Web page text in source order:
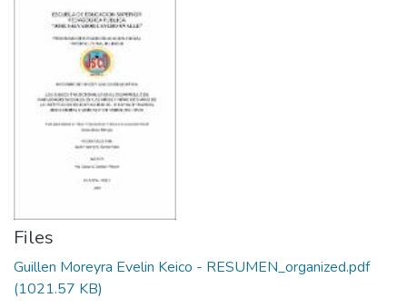
Manuales
Files
Guillen Moreyra Evelin Keico - RESUMEN_organized.pdf
(1021.57 KB)